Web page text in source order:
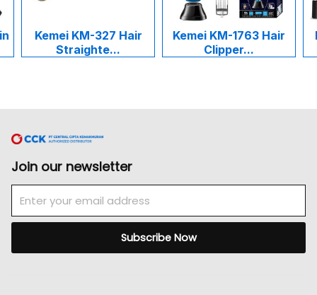
Kemei KM-327 Hair
Straighte...
Kemei KM-1763 Hair
Clipper...
Join our newsletter
Subscribe Now